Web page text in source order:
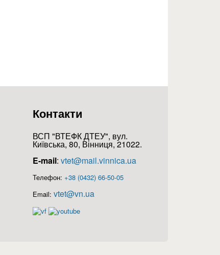
Контакти
ВСП "ВТЕФК ДТЕУ", вул.
Київська, 80, Вінниця, 21022.
E-mail: vtet@mail.vinnica.ua
Телефон: +38 (0432) 66-50-05
Email: vtet@vn.ua